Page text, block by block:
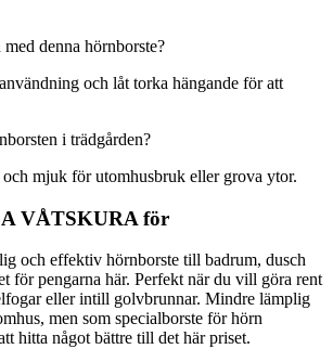
denna hörnborste?
och låt torka hängande för att
i trädgården?
mjuk för utomhusbruk eller grova ytor.
VÅTSKURA för
och effektiv hörnborste till badrum, dusch
för pengarna här. Perfekt när du vill göra rent
eller intill golvbrunnar. Mindre lämplig
men som specialborste för hörn
hitta något bättre till det här priset.